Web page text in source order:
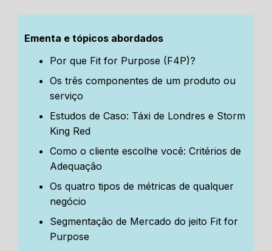
Ementa e tópicos abordados
Por que Fit for Purpose (F4P)?
Os três componentes de um produto ou
serviço
Estudos de Caso: Táxi de Londres e Storm
King Red
Como o cliente escolhe você: Critérios de
Adequação
Os quatro tipos de métricas de qualquer
negócio
Segmentação de Mercado do jeito Fit for
Purpose